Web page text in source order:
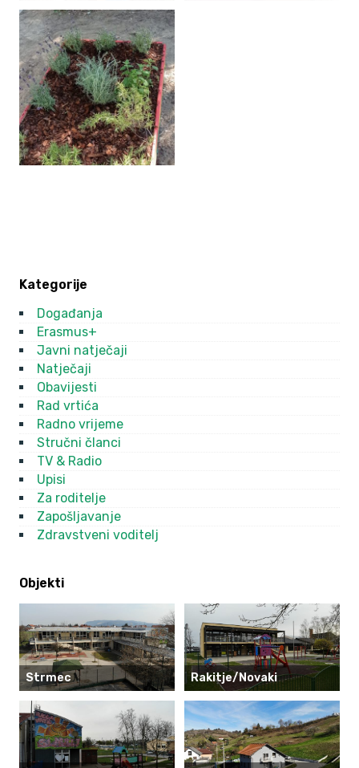
Kategorije
Događanja
Erasmus+
Javni natječaji
Natječaji
Obavijesti
Rad vrtića
Radno vrijeme
Stručni članci
TV & Radio
Upisi
Za roditelje
Zapošljavanje
Zdravstveni voditelj
Objekti
Strmec Rakitje/Novaki